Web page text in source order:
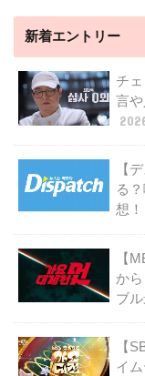
新着エントリー
チ
言
【
る
想！
【
か
ブ
【
イ